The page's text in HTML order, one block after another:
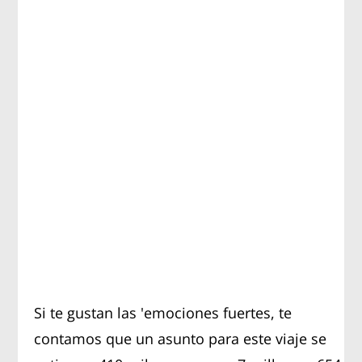
Si te gustan las 'emociones fuertes, te
contamos que un asunto para este viaje se